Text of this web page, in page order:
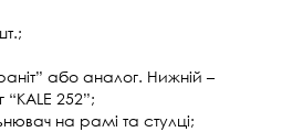
або аналог. Нижній –
252”;
на рамі та стулці;